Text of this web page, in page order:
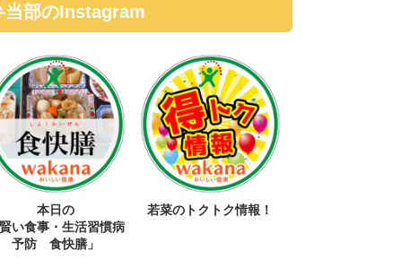
当部のInstagram
本日の
い食事・生活習慣病
予防 食快膳」
若菜のトクトク情報！